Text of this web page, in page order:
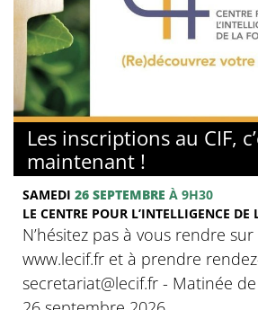
Les inscriptions au CIF,
maintenant !
SAMEDI 26 SEPTEMBRE À 9H30
LE CENTRE POUR L’INTELLIGENCE DE
N’hésitez pas à vous rendre
www.lecif.fr et à prendre
secretariat@lecif.fr - Matinée